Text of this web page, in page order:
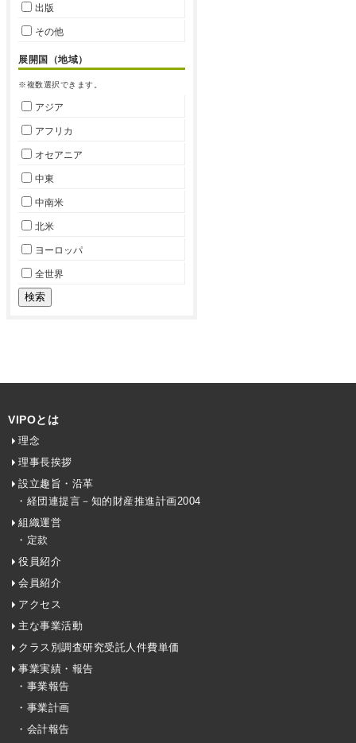
出版
その他
展開国（地域）
※複数選択できます。
アジア
アフリカ
オセアニア
中東
中南米
北米
ヨーロッパ
全世界
VIPOとは
理念
理事長挨拶
設立趣旨・沿革
・経団連提言－知的財産推進計画2004
組織運営
・定款
役員紹介
会員紹介
アクセス
主な事業活動
クラス別調査研究受託人件費単価
事業実績・報告
・事業報告
・事業計画
・会計報告